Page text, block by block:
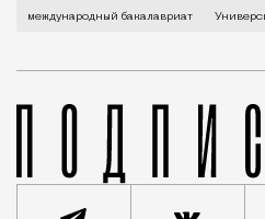
международный бакалавриат